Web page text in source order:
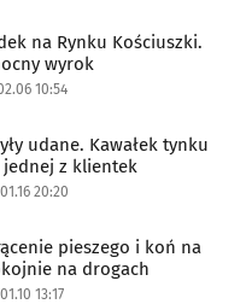
na Rynku Kościuszki.
wyrok
10:54
udane. Kawałek tynku
jednej z klientek
20:20
pieszego i koń na
na drogach
13:17